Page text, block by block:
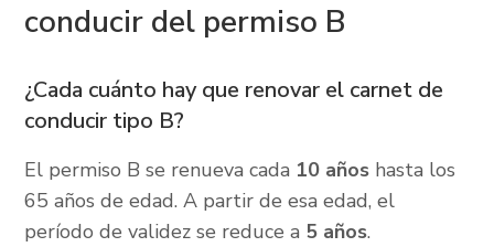
conducir del permiso B
¿Cada cuánto hay que renovar el carnet de
conducir tipo B?
El permiso B se renueva cada 10 años hasta los
65 años de edad. A partir de esa edad, el
período de validez se reduce a 5 años.